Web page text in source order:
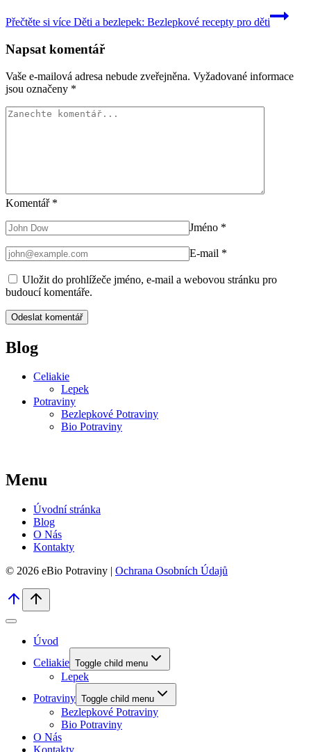
Přečtěte si více Děti a bezlepek: Bezlepkové recepty pro děti
Napsat komentář
Vaše e-mailová adresa nebude zveřejněna. Vyžadované informace
jsou označeny *
Komentář *
Jméno *
E-mail *
Uložit do prohlížeče jméno, e-mail a webovou stránku pro
budoucí komentáře.
Blog
Celiakie
Lepek
Potraviny
Bezlepkové Potraviny
Bio Potraviny
Menu
Úvodní stránka
Blog
O Nás
Kontakty
© 2026 eBio Potraviny | Ochrana Osobních Údajů
Úvod
Celiakie Toggle child menu
Lepek
Potraviny Toggle child menu
Bezlepkové Potraviny
Bio Potraviny
O Nás